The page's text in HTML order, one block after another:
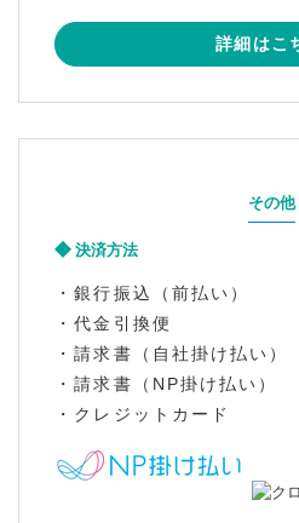
詳細はこ
その他
決済方法
・銀行振込（前払い）
・代金引換便
・請求書（自社掛け払い）
・請求書（NP掛け払い）
・クレジットカード